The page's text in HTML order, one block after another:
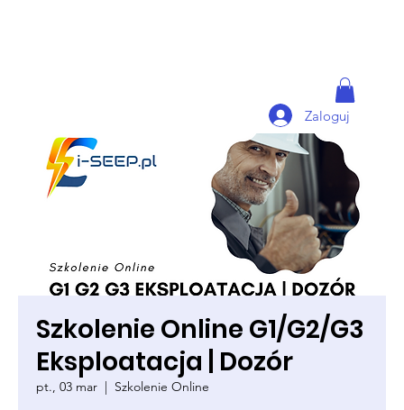
Zaloguj
Szkolenie Online G1/G2/G3
Eksploatacja | Dozór
pt., 03 mar
  |
Szkolenie Online